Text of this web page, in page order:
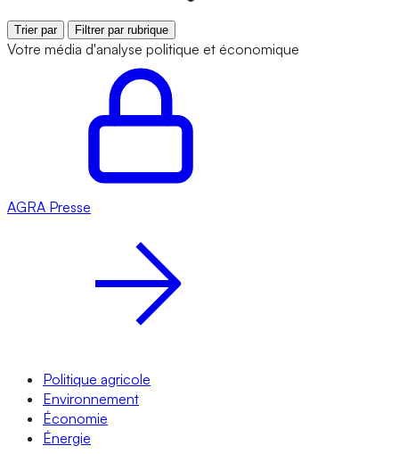
Trier par Filtrer par rubrique
Votre média d'analyse politique et économique
AGRA Presse
Politique agricole
Environnement
Économie
Énergie